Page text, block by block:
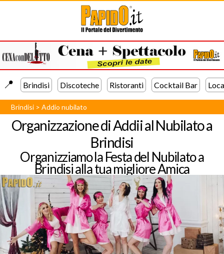
📍️ Brindisi Discoteche Ristoranti Cocktail Bar
Brindisi >Addio nubilato
Organizzazione di Addii al Nubilato a
Brindisi
Organizziamo la Festa del Nubilato a
Brindisi alla tua migliore Amica